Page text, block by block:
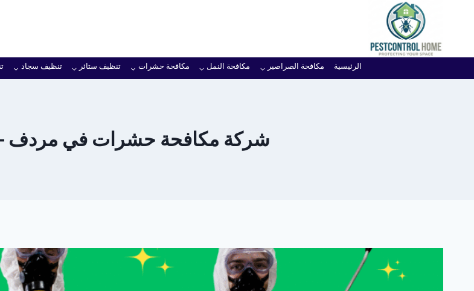
المحتوى
الرئيسية مكافحة الصراصير مكافحة النمل مكافحة حشرات تنظيف ستائر تنظيف سجاد
شركة مكافحة حشرات في مردف –